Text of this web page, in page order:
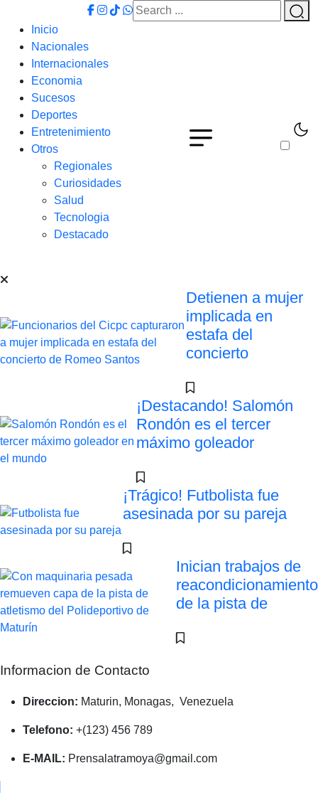
Inicio
Nacionales
Internacionales
Economia
Sucesos
Deportes
Entretenimiento
Otros
Regionales
Curiosidades
Salud
Tecnologia
Destacado
Detienen a mujer
implicada en
estafa del
concierto
¡Destacando! Salomón
Rondón es el tercer
máximo goleador
¡Trágico! Futbolista fue
asesinada por su pareja
Inician trabajos de
reacondicionamiento
de la pista de
Informacion de Contacto
Direccion: Maturin, Monagas, Venezuela
Telefono: +(123) 456 789
E-MAIL: Prensalatramoya@gmail.com